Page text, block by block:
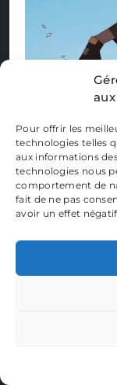
Pour offrir les
technologies telles
aux informations
technologies nous
comportement de
fait de ne pas
avoir un effet